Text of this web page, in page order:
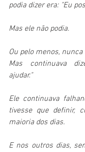
podia dizer era: "Eu
Mas ele não podia.
Ou pelo menos, nunca
Mas continuava
ajudar."
Ele continuava
tivesse que definir,
maioria dos dias.
E nos outros dias,